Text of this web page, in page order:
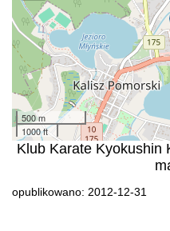
500 m
1000 ft
Klub Karate Kyokushin
opublikowano: 2012-12-31